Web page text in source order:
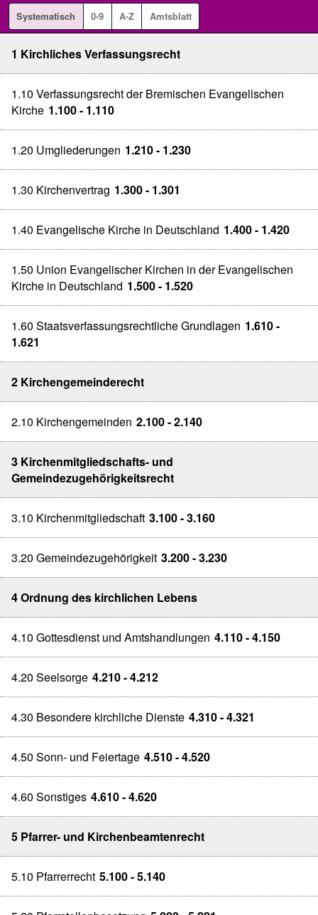
Systematisch 0-9 A-Z Amtsblatt
1 Kirchliches Verfassungsrecht
1.10 Verfassungsrecht der Bremischen Evangelischen
Kirche 1.100 - 1.110
1.20 Umgliederungen 1.210 - 1.230
1.30 Kirchenvertrag 1.300 - 1.301
1.40 Evangelische Kirche in Deutschland 1.400 - 1.420
1.50 Union Evangelischer Kirchen in der Evangelischen
Kirche in Deutschland 1.500 - 1.520
1.60 Staatsverfassungsrechtliche Grundlagen 1.610 -
1.621
2 Kirchengemeinderecht
2.10 Kirchengemeinden 2.100 - 2.140
3 Kirchenmitgliedschafts- und
Gemeindezugehörigkeitsrecht
3.10 Kirchenmitgliedschaft 3.100 - 3.160
3.20 Gemeindezugehörigkeit 3.200 - 3.230
4 Ordnung des kirchlichen Lebens
4.10 Gottesdienst und Amtshandlungen 4.110 - 4.150
4.20 Seelsorge 4.210 - 4.212
4.30 Besondere kirchliche Dienste 4.310 - 4.321
4.50 Sonn- und Feiertage 4.510 - 4.520
4.60 Sonstiges 4.610 - 4.620
5 Pfarrer- und Kirchenbeamtenrecht
5.10 Pfarrerrecht 5.100 - 5.140